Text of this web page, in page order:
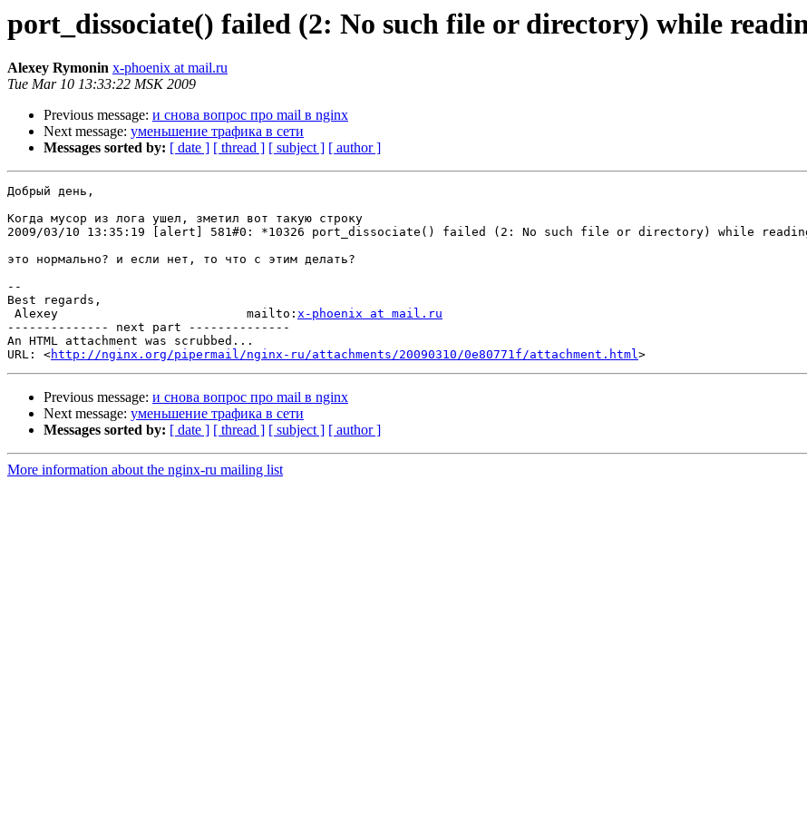
port_dissociate() failed (2: No such file or directory) while
Alexey Rymonin x-phoenix at mail.ru
Tue Mar 10 13:33:22 MSK 2009
Previous message: и снова вопрос про mail в nginx
Next message: уменьшение трафика в сети
Messages sorted by: [ date ] [ thread ] [ subject ] [ author ]
Добрый день,
Когда мусор из лога ушел, зметил вот такую строку
2009/03/10 13:35:19 [alert] 581#0: *10326 port_dissociate() failed (2: No such file or directory) while
это нормально? и если нет, то что с этим делать?
--
Best regards,
Alexey                          mailto: x-phoenix at mail.ru
-------------- next part --------------
An HTML attachment was scrubbed...
URL: <http://nginx.org/pipermail/nginx-ru/attachments/20090310/0e80771f/attachment.html
Previous message: и снова вопрос про mail в nginx
Next message: уменьшение трафика в сети
Messages sorted by: [ date ] [ thread ] [ subject ] [ author ]
More information about the nginx-ru mailing list